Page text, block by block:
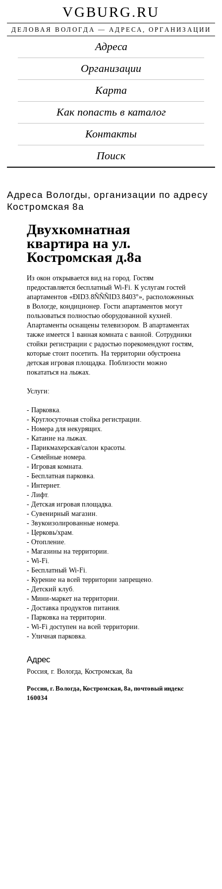
VGBURG.RU
ДЕЛОВАЯ ВОЛОГДА — АДРЕСА, ОРГАНИЗАЦИИ
Адреса
Организации
Карта
Как попасть в каталог
Контакты
Поиск
Адреса Вологды, организации по адресу
Костромская 8а
Двухкомнатная
квартира на ул.
Костромская д.8а
Из оконоткрывается вид на город. Гостям
предоставляется бесплатный Wi-Fi. К услугам гостей
апартаментов «ÐID3.8ÑÑÑID3.8403°», расположенных
в Вологде, кондиционер. Гости апартаментов могут
пользоваться полностью оборудованной кухней.
Апартаменты оснащены телевизором. В апартаментах
также имеется 1 ванная комната с ванной. Сотрудники
стойки регистрации с радостью порекомендуют гостям,
которые стоит посетить. На территории обустроена
детская игровая площадка. Поблизости можно
покататься на лыжах.
Услуги:
- Парковка.
- Круглосуточная стойка регистрации.
- Номера для некурящих.
- Катание на лыжах.
- Парикмахерская/салон красоты.
- Семейные номера.
- Игровая комната.
- Бесплатная парковка.
- Интернет.
- Лифт.
- Детская игровая площадка.
- Сувенирный магазин.
- Звукоизолированные номера.
- Церковь/храм.
- Отопление.
- Магазины на территории.
- Wi-Fi.
- Бесплатный Wi-Fi.
- Курение на всей территории запрещено.
- Детский клуб.
- Мини-маркет на территории.
- Доставка продуктов питания.
- Парковка на территории.
- Wi-Fi доступен на всей территории.
- Уличная парковка.
Адрес
Россия, г. Вологда, Костромская, 8а
Россия, г. Вологда, Костромская, 8а, почтовый индекс
160034